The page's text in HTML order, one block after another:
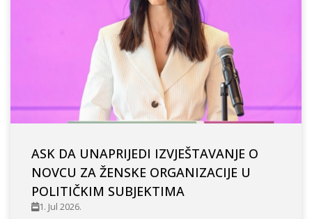
ASK DA UNAPRIJEDI IZVJEŠTAVANJE O
NOVCU ZA ŽENSKE ORGANIZACIJE U
POLITIČKIM SUBJEKTIMA
1. Jul 2026.